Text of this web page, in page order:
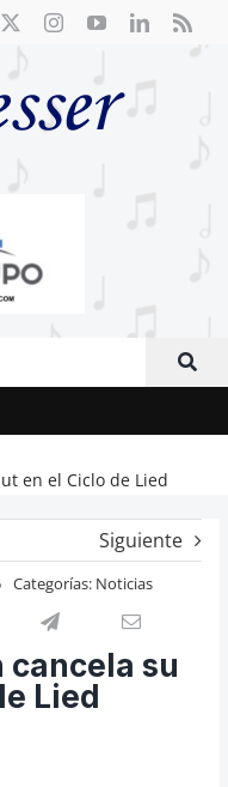
en el Ciclo de Lied
Siguiente
Categorías: Noticias
cancela su
Lied